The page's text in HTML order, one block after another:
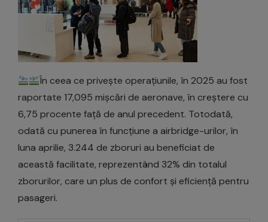
În ceea ce privește operațiunile, în 2025 au fost
raportate 17,095 mișcări de aeronave, în creștere cu
6,75 procente față de anul precedent. Totodată,
odată cu punerea în funcțiune a airbridge-urilor, în
luna aprilie, 3.244 de zboruri au beneficiat de
această facilitate, reprezentând 32% din totalul
zborurilor, care un plus de confort și eficiență pentru
pasageri.